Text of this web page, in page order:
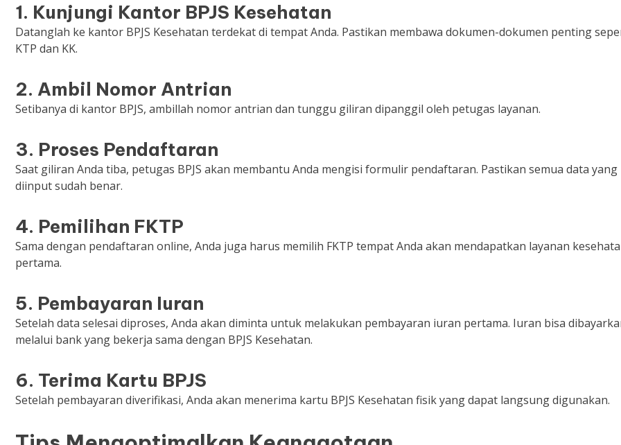
1. Kunjungi Kantor BPJS Kesehatan
Datanglah ke kantor BPJS Kesehatan terdekat di tempat Anda. Pastikan membawa dokumen-dokumen penting
KTP dan KK.
2. Ambil Nomor Antrian
Setibanya di kantor BPJS, ambillah nomor antrian dan tunggu giliran dipanggil oleh petugas layanan.
3. Proses Pendaftaran
Saat giliran Anda tiba, petugas BPJS akan membantu Anda mengisi formulir pendaftaran. Pastikan semua data yang
diinput sudah benar.
4. Pemilihan FKTP
Sama dengan pendaftaran online, Anda juga harus memilih FKTP tempat Anda akan mendapatkan layanan
pertama.
5. Pembayaran Iuran
Setelah data selesai diproses, Anda akan diminta untuk melakukan pembayaran iuran pertama. Iuran bisa
melalui bank yang bekerja sama dengan BPJS Kesehatan.
6. Terima Kartu BPJS
Setelah pembayaran diverifikasi, Anda akan menerima kartu BPJS Kesehatan fisik yang dapat langsung digunakan.